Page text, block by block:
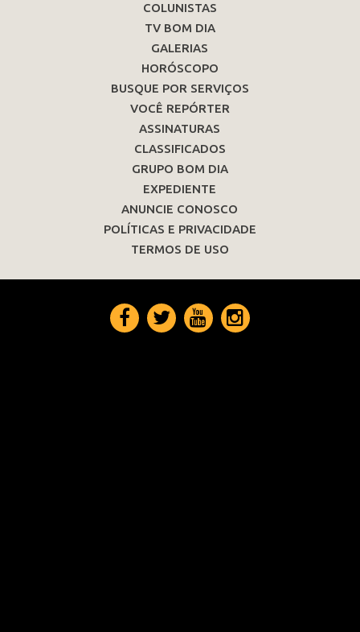
COLUNISTAS
TV BOM DIA
GALERIAS
HORÓSCOPO
BUSQUE POR SERVIÇOS
VOCÊ REPÓRTER
ASSINATURAS
CLASSIFICADOS
GRUPO BOM DIA
EXPEDIENTE
ANUNCIE CONOSCO
POLÍTICAS E PRIVACIDADE
TERMOS DE USO